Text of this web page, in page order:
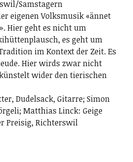
Samstagern
eigenen Volksmusik «ännet
Hier geht es nicht um
es geht um
im Kontext der Zeit. Es
Hier wirds zwar nicht
wider den tierischen
Dudelsack, Gitarre; ­Simon
Matthias Linck: Geige
Preisig, Richterswil